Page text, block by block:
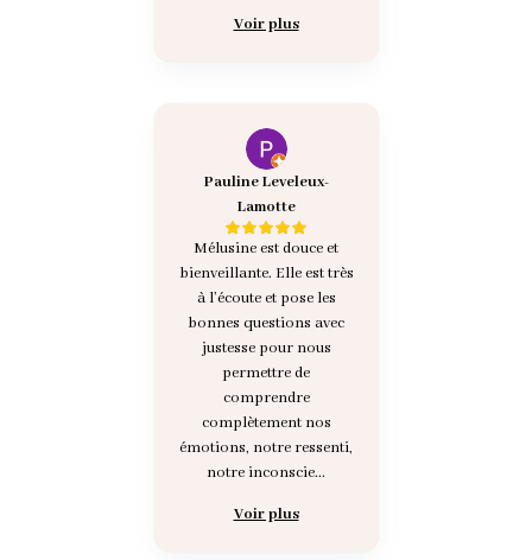
Voir plus
Pauline Leveleux-
Lamotte
Mélusine est douce et
bienveillante. Elle est très
à l’écoute et pose les
bonnes questions avec
justesse pour nous
permettre de
comprendre
complètement nos
émotions, notre ressenti,
notre inconscie...
Voir plus